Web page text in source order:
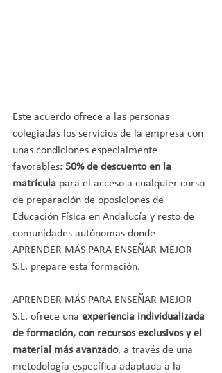
Este acuerdo ofrece a las personas
colegiadas los servicios de la empresa con
unas condiciones especialmente
favorables: 50% de descuento en la
matrícula para el acceso a cualquier curso
de preparación de oposiciones de
Educación Física en Andalucía y resto de
comunidades autónomas donde
APRENDER MÁS PARA ENSEÑAR MEJOR
S.L. prepare esta formación.
APRENDER MÁS PARA ENSEÑAR MEJOR
S.L. ofrece una experiencia individualizada
de formación, con recursos exclusivos y el
material más avanzado, a través de una
metodología específica adaptada a la